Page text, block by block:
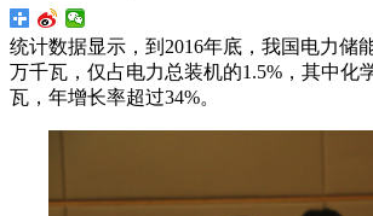
统计数据显示，到2016年底，我国电力储
万千瓦，仅占电力总装机的1.5%，其中化
瓦，年增长率超过34%。